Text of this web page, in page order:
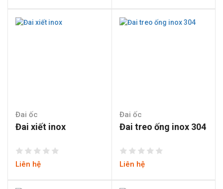
Đai ốc
Đai xiết inox
Liên hệ
Đai ốc
Đai treo ống inox 304
Liên hệ